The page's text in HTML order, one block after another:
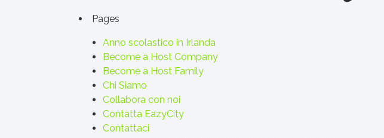
Pages
Anno scolastico in Irlanda
Become a Host Company
Become a Host Family
Chi Siamo
Collabora con noi
Contatta EazyCity
Contattaci